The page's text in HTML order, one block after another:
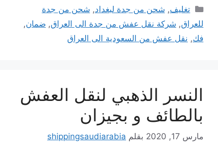
التصنيفات
تغليف, شحن من جدة لبغداد, شحن من جدة
للعراق, شركة نقل عفش من جدة الى العراق, ضمان,
فك, نقل عفش من السعودية الى العراق
النسر الذهبي لنقل العفش
بالطائف و بجيزان
مارس 17, 2020 بقلم shippingsaudiarabia